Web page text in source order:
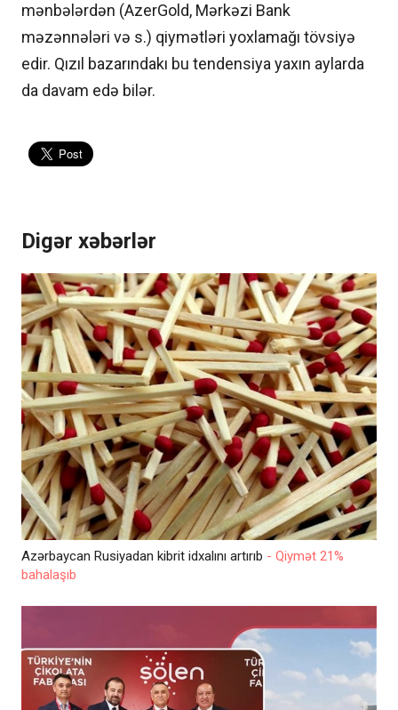
mənbələrdən (AzerGold, Mərkəzi Bank
məzənnələri və s.) qiymətləri yoxlamağı tövsiyə
edir. Qızıl bazarındakı bu tendensiya yaxın aylarda
da davam edə bilər.
Digər xəbərlər
Azərbaycan Rusiyadan kibrit idxalını artırıb - Qiymət 21%
bahalaşıb